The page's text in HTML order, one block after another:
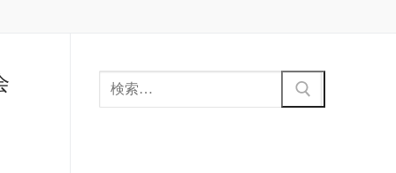
検
索: